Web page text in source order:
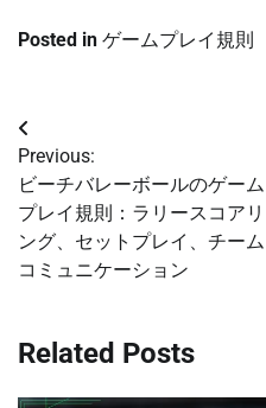
Posted in ゲームプレイ規則
Post
navigation
Previous:
ビーチバレーボールのゲーム
プレイ規則：ラリースコアリ
ング、セットプレイ、チーム
コミュニケーション
Related Posts